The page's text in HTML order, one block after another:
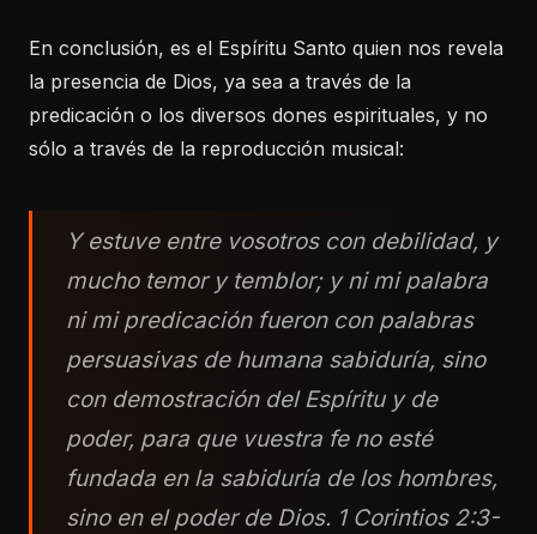
En conclusión, es el Espíritu Santo quien nos revela
la presencia de Dios, ya sea a través de la
predicación o los diversos dones espirituales, y no
sólo a través de la reproducción musical:
Y estuve entre vosotros con debilidad, y
mucho temor y temblor; y ni mi palabra
ni mi predicación fueron con palabras
persuasivas de humana sabiduría, sino
con demostración del Espíritu y de
poder, para que vuestra fe no esté
fundada en la sabiduría de los hombres,
sino en el poder de Dios. 1 Corintios 2:3-